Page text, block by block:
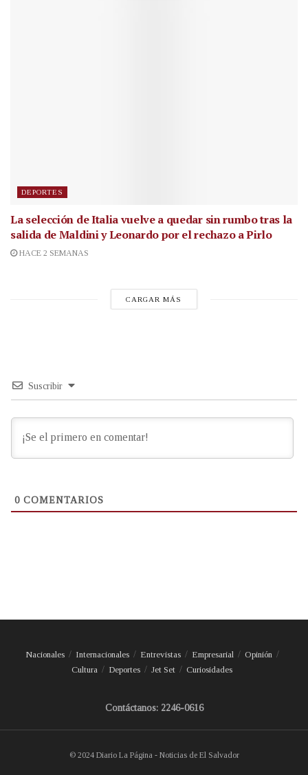
DEPORTES
La selección de Italia vuelve a quedar sin rumbo tras la
salida de Maldini y Leonardo por el rechazo a Pirlo
HACE 2 SEMANAS
CARGAR MÁS
Suscribir
0 COMENTARIOS
Nacionales Internacionales Entrevistas Empresarial
Opinión
Cultura
Deportes Jet Set Curiosidades
Contáctanos: 2246-0616
© 2024 Diario La Página - Noticias de El Salvador